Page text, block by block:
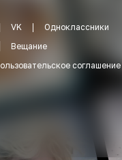
VK
Одноклассники
Вещание
соглашение